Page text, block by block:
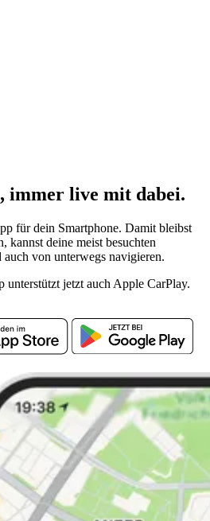
immer live mit dabei.
für dein Smartphone. Damit bleibst
kannst deine meist besuchten
von unterwegs navigieren.
unterstützt jetzt auch Apple CarPlay.